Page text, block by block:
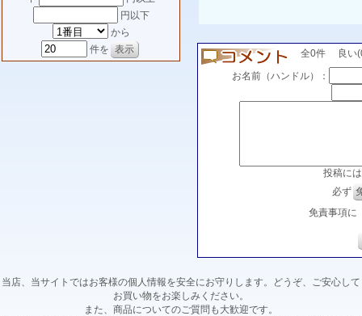
円以下
から
件を
全0件 良い
お名前（ハンドル）：
投稿に
必ず
免責事項に
当店、当サイトではお客様の個人情報を安全にお守りします。どうぞ、ご安心して
お買い物をお楽しみください。
また、商品についてのご質問も大歓迎です。